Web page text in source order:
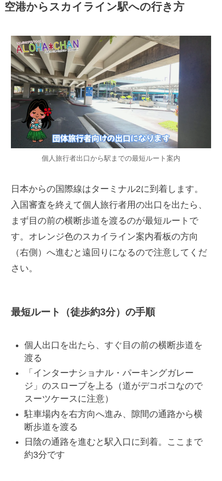
空港からスカイライン駅への行き方
個人旅行者出口から駅までの最短ルート案内
日本からの国際線はターミナル2に到着します。
入国審査を終えて個人旅行者用の出口を出たら、
まず目の前の横断歩道を渡るのが最短ルートで
す。オレンジ色のスカイライン案内看板の方向
（右側）へ進むと遠回りになるので注意してくだ
さい。
最短ルート（徒歩約3分）の手順
個人出口を出たら、すぐ目の前の横断歩道を
渡る
「インターナショナル・パーキングガレー
ジ」のスロープを上る（道がデコボコなので
スーツケースに注意）
駐車場内を右方向へ進み、隙間の通路から横
断歩道を渡る
日陰の通路を進むと駅入口に到着。ここまで
約3分です